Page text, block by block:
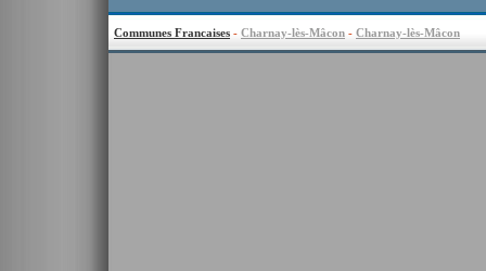
Communes Francaises - Charnay-lès-Mâcon - Charnay-lès-Mâcon